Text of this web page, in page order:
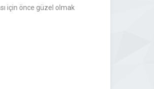
için önce güzel olmak